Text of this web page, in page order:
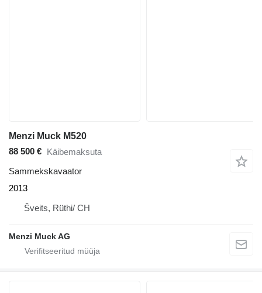
Menzi Muck M520
88 500 € Käibemaksuta
Sammekskavaator
2013
Šveits, Rüthi/ CH
Menzi Muck AG